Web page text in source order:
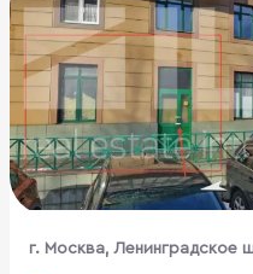
г. Москва, Ленинградское